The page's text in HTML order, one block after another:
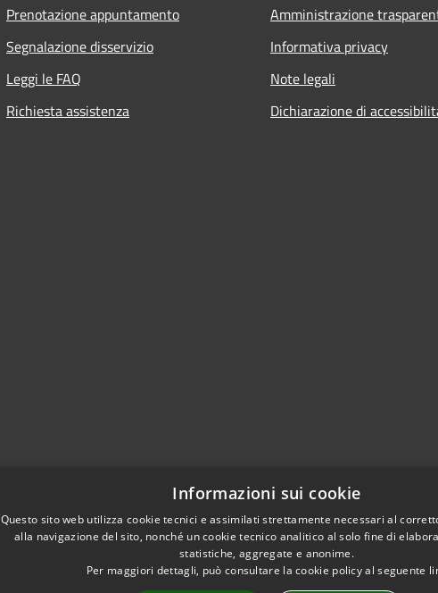
Prenotazione appuntamento
Segnalazione disservizio
Leggi le FAQ
Richiesta assistenza
Amministrazione
Informativa privacy
Note legali
Dichiarazione di
Informazioni sui cookie
Questo sito web utilizza cookie tecnici e assimilati strettamente necessari al
alla navigazione del sito, nonché un cookie tecnico analitico al solo fine di
statistiche, aggregate e anonime.
Per maggiori dettagli, può consultare la cookie policy al seguente